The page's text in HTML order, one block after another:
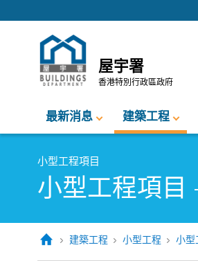
屋宇署
香港特別行政區政府
最新消息 建築工程
小型工程項目
小型工程項目
建築工程 小型工程 小型